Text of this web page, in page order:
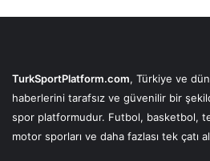
TurkSportPlatform.com, Türkiye ve
haberlerini tarafsız ve güvenilir bir
spor platformudur. Futbol, basketbol,
motor sporları ve daha fazlası tek çatı